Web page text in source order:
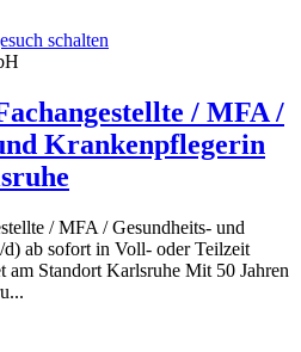
schalten
/ MFA /
Krankenpflegerin
/ MFA / Gesundheits- und
ab sofort in Voll- oder Teilzeit
am Standort Karlsruhe Mit 50 Jahren